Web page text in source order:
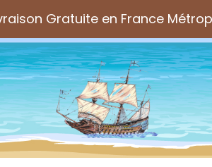
Gratuite en France